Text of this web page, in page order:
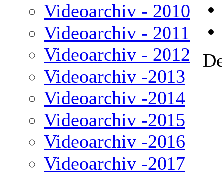
Videoarchiv - 2010
Videoarchiv - 2011
Videoarchiv - 2012
Videoarchiv -2013
Videoarchiv -2014
Videoarchiv -2015
Videoarchiv -2016
Videoarchiv -2017